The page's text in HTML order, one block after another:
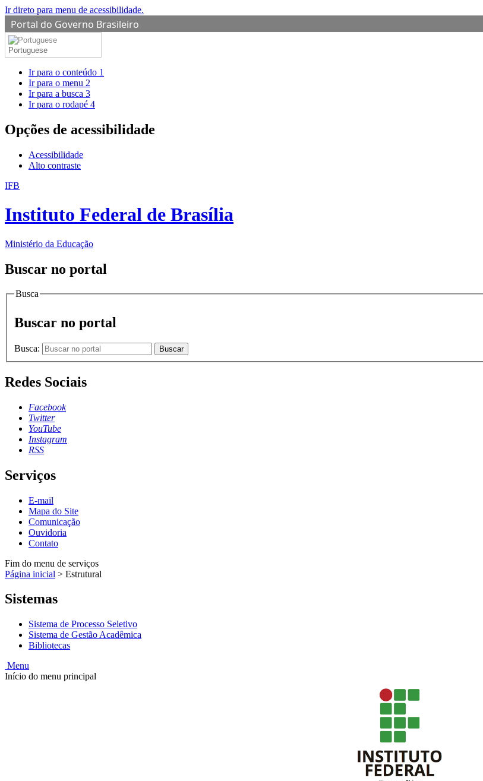
Ir direto para menu de acessibilidade.
Portal do Governo Brasileiro
Portuguese
Ir para o conteúdo 1
Ir para o menu 2
Ir para a busca 3
Ir para o rodapé 4
Opções de acessibilidade
Acessibilidade
Alto contraste
IFB
Instituto Federal de Brasília
Ministério da Educação
Buscar no portal
Busca
Buscar no portal
Busca: Buscar
Redes Sociais
Facebook
Twitter
YouTube
Instagram
RSS
Serviços
E-mail
Mapa do Site
Comunicação
Ouvidoria
Contato
Fim do menu de serviços
Página inicial > Estrutural
Sistemas
Sistema de Processo Seletivo
Sistema de Gestão Acadêmica
Bibliotecas
Menu
Início do menu principal